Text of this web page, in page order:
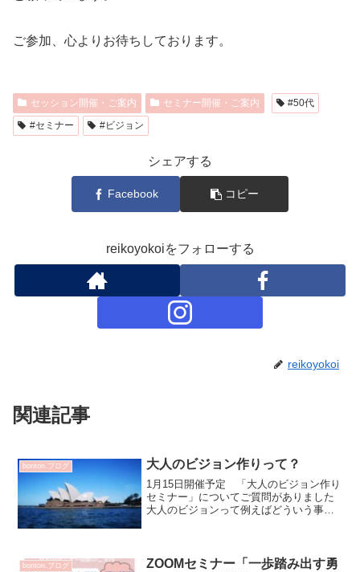
ご参加、心よりお待ちしております。
セッション開催・ご案内 セミナー開催・ご案内
#50代
#セミナー
#ビジョン
シェアする
Facebook コピー
reikoyokoiをフォローする
reikoyokoi
関連記事
bonton.ブログ 大人のビジョン作りって？
1月15日開催予定 「大人のビジョン作り
セミナー」についてご質問がありました
大人のビジョンって例えばどういう事？
程度色々と経験...
bonton.ブログ
ZOOMセミナー「一歩踏み出す勇